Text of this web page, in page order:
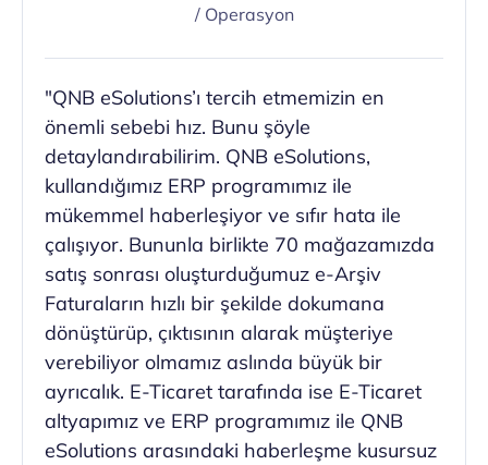
/ Operasyon
"QNB eSolutions’ı tercih etmemizin en
önemli sebebi hız. Bunu şöyle
detaylandırabilirim. QNB eSolutions,
kullandığımız ERP programımız ile
mükemmel haberleşiyor ve sıfır hata ile
çalışıyor. Bununla birlikte 70 mağazamızda
satış sonrası oluşturduğumuz e-Arşiv
Faturaların hızlı bir şekilde dokumana
dönüştürüp, çıktısının alarak müşteriye
verebiliyor olmamız aslında büyük bir
ayrıcalık. E-Ticaret tarafında ise E-Ticaret
altyapımız ve ERP programımız ile QNB
eSolutions arasındaki haberleşme kusursuz